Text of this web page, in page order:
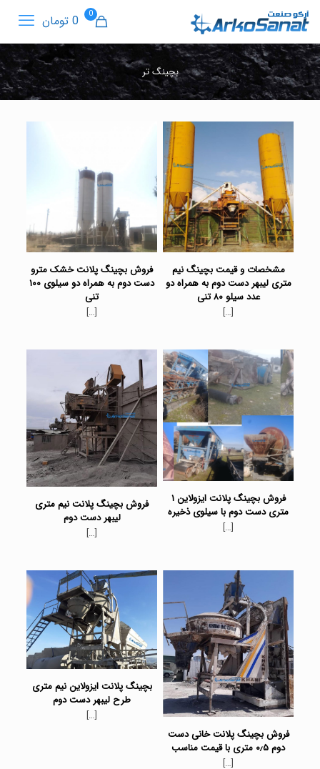
0 0 تومان
بچینگ تر
مشخصات و قیمت بچینگ نیم
متری لیبهر دست دوم به همراه دو
عدد سیلو ۸۰ تنی
[…]
فروش بچینگ پلانت خشک مترو
دست دوم به همراه دو سیلوی ۱۰۰
تنی
[…]
فروش بچینگ پلانت ایزولاین ۱
متری دست دوم با سیلوی ذخیره
[…]
فروش بچینگ پلانت نیم متری
لیبهر دست دوم
[…]
فروش بچینگ پلانت خانی دست
دوم ۰٫۵ متری با قیمت مناسب
[…]
بچینگ پلانت ایزولاین نیم متری
طرح لیبهر دست دوم
[…]